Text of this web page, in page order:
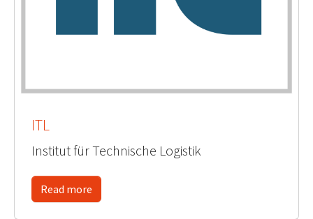
ITL
Institut für Technische Logistik
Read more